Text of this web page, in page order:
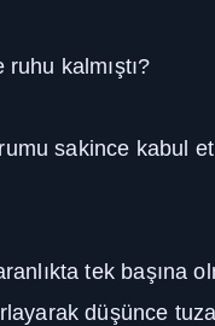
kalmıştı?
sakince kabul
tek başına
düşünce